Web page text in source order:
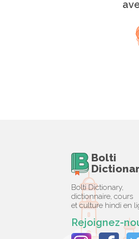
Bolti
Bolti Dictionary,
dictionnaire, cours
et culture hindi en
Rejoignez-